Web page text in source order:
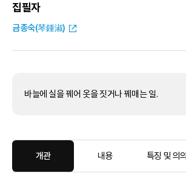
집필자
금종숙(琴鍾淑)
바늘에 실을 꿰어 옷을 짓거나 꿰매는 일.
개관 내용 특징 및 의의